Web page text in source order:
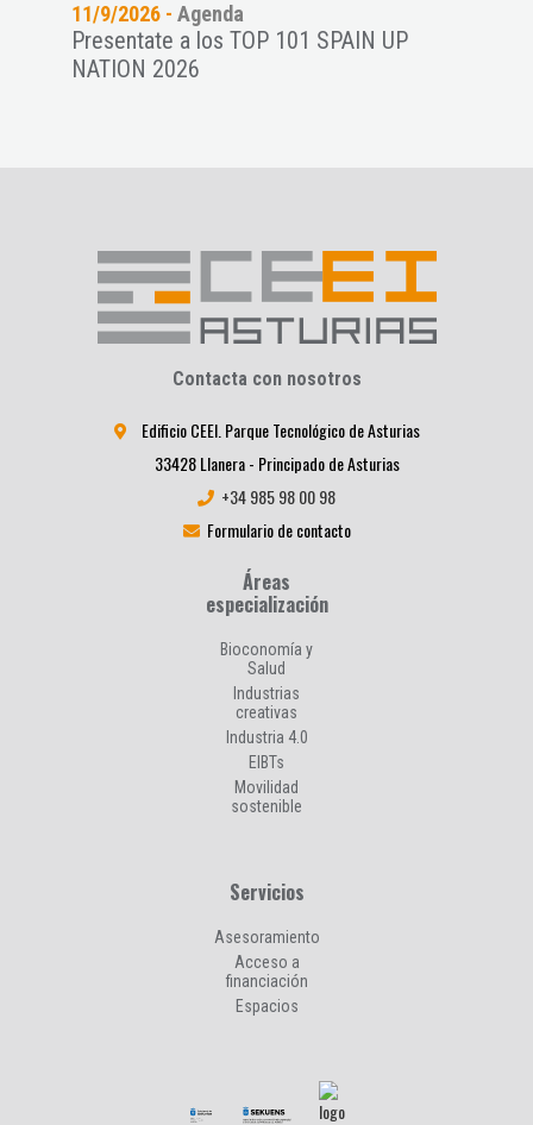
11/9/2026 -Agenda
Presentate a los TOP 101 SPAIN UP
NATION 2026
Contacta con nosotros
Edificio CEEI. Parque Tecnológico de Asturias
33428 Llanera - Principado de Asturias
+34 985 98 00 98
Formulario de contacto
Áreas
especialización
Bioconomía y
Salud
Industrias
creativas
Industria 4.0
EIBTs
Movilidad
sostenible
Servicios
Asesoramiento
Acceso a
financiación
Espacios